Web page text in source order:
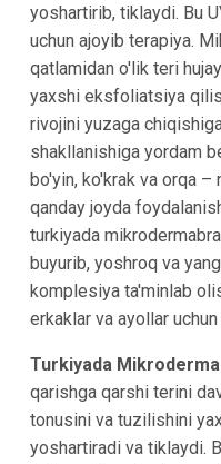
yoshartirib, tiklaydi. Bu
uchun ajoyib terapiya.
qatlamidan o'lik teri
yaxshi eksfoliatsiya
rivojini yuzaga
shakllanishiga yordam
bo'yin, ko'krak va orqa
qanday joyda
turkiyada
buyurib, yoshroq va
komplesiya ta'minlab
erkaklar va ayollar
Turkiyada
qarishga qarshi terini
tonusini va tuzilishini
yoshartiradi va tiklaydi.